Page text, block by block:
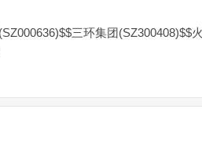
三环集团(SZ300408)$$